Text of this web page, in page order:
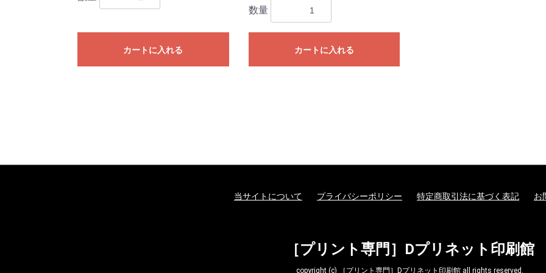
カートに入れる
数量
カートに入れる
当サイトについて プライバシーポリシー 特定商取引法に基づく表記 お
［プリント専門］Dプリネット印刷館
copyright (c) ［プリント専門］Dプリネット印刷館 all rights reserved.